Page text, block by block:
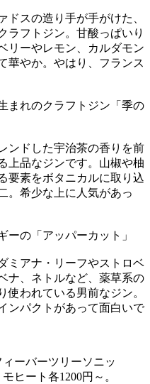
ドスの造り手が手がけた、
ラフトジン。甘酸っぱいり
リーやレモン、カルダモン
華やか。やはり、フランス
まれのクラフトジン「季の
ンドした宇治茶の香りを前
上品なジンです。山椒や柚
要素をボタニカルに取り込
。希少な上に人気があっ
ーの「アッパーカット」
ミアナ・リーフやストロベ
ナ、ネトルなど、薬草系の
使われている男前なジン。
ンパクトがあって面白いで
ーバーツリーソニッ
ヒート各1200円～。